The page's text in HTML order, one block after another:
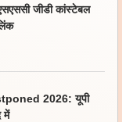
जीडी कांस्टेबल
2026: यूपी
में